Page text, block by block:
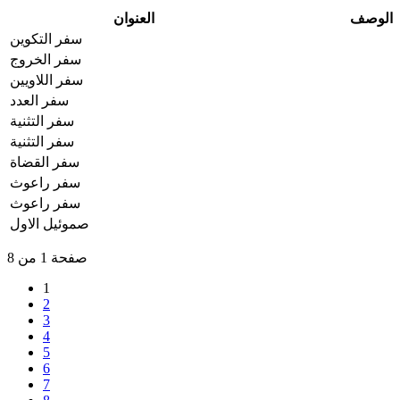
العنوان
الوصف
سفر التكوين
سفر الخروج
سفر اللاويين
سفر العدد
سفر التثنية
سفر التثنية
سفر القضاة
سفر راعوث
سفر راعوث
صموئيل الاول
صفحة 1 من 8
1
2
3
4
5
6
7